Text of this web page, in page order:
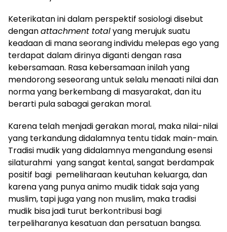
Keterikatan ini dalam perspektif sosiologi disebut
denganattachment totalyang merujuk suatu
keadaan di mana seorang individu melepas ego yang
terdapat dalam dirinya diganti dengan rasa
kebersamaan. Rasa kebersamaan inilah yang
mendorong seseorang untuk selalu menaati nilai dan
norma yang berkembang di masyarakat, dan itu
berarti pula sabagai gerakan moral.
Karena telah menjadi gerakan moral, maka nilai-nilai
yang terkandung didalamnya tentu tidak main-main.
Tradisi mudik yang didalamnya mengandung esensi
silaturahmi yang sangat kental, sangat berdampak
positif bagi pemeliharaan keutuhan keluarga, dan
karena yang punya animo mudik tidak saja yang
muslim, tapi juga yang non muslim, maka tradisi
mudik bisa jadi turut berkontribusi bagi
terpeliharanya kesatuan dan persatuan bangsa.